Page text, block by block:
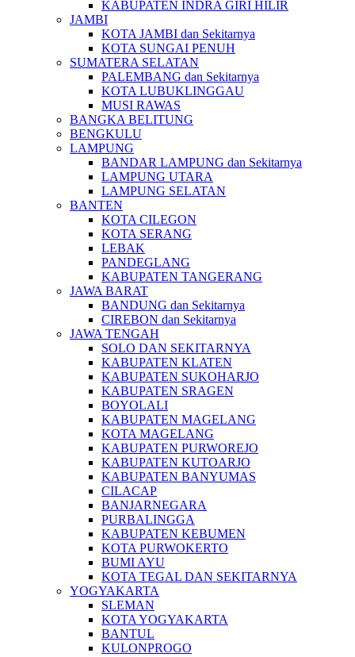
KABUPATEN INDRA GIRI HILIR
JAMBI
KOTA JAMBI dan Sekitarnya
KOTA SUNGAI PENUH
SUMATERA SELATAN
PALEMBANG dan Sekitarnya
KOTA LUBUKLINGGAU
MUSI RAWAS
BANGKA BELITUNG
BENGKULU
LAMPUNG
BANDAR LAMPUNG dan Sekitarnya
LAMPUNG UTARA
LAMPUNG SELATAN
BANTEN
KOTA CILEGON
KOTA SERANG
LEBAK
PANDEGLANG
KABUPATEN TANGERANG
JAWA BARAT
BANDUNG dan Sekitarnya
CIREBON dan Sekitarnya
JAWA TENGAH
SOLO DAN SEKITARNYA
KABUPATEN KLATEN
KABUPATEN SUKOHARJO
KABUPATEN SRAGEN
BOYOLALI
KABUPATEN MAGELANG
KOTA MAGELANG
KABUPATEN PURWOREJO
KABUPATEN KUTOARJO
KABUPATEN BANYUMAS
CILACAP
BANJARNEGARA
PURBALINGGA
KABUPATEN KEBUMEN
KOTA PURWOKERTO
BUMI AYU
KOTA TEGAL DAN SEKITARNYA
YOGYAKARTA
SLEMAN
KOTA YOGYAKARTA
BANTUL
KULONPROGO